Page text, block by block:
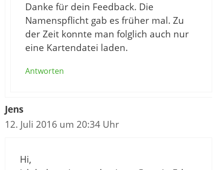
Danke für dein Feedback. Die
Namenspflicht gab es früher mal. Zu
der Zeit konnte man folglich auch nur
eine Kartendatei laden.
Antworten
Jens
12. Juli 2016 um 20:34 Uhr
Hi,